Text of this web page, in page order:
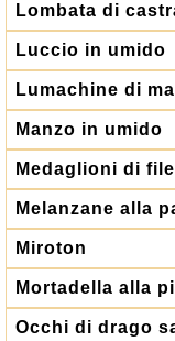
Lombata di
Luccio in umido
Lumachine di
Manzo in umido
Medaglioni di
Melanzane alla
Miroton
Mortadella alla
Occhi di drago